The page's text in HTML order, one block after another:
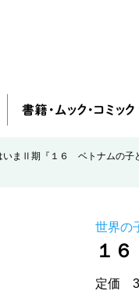
いまⅡ期『１６ ベトナムの子
世界の
１
定価